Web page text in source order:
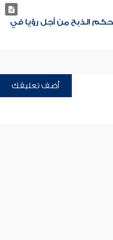
الذبح من أجل رؤيا في
أضف تعليقك